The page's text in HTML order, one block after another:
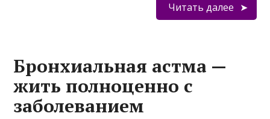
Читать далее
Бронхиальная астма —
жить полноценно с
заболеванием